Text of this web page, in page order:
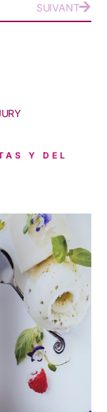
SUIVANT
Y DEL